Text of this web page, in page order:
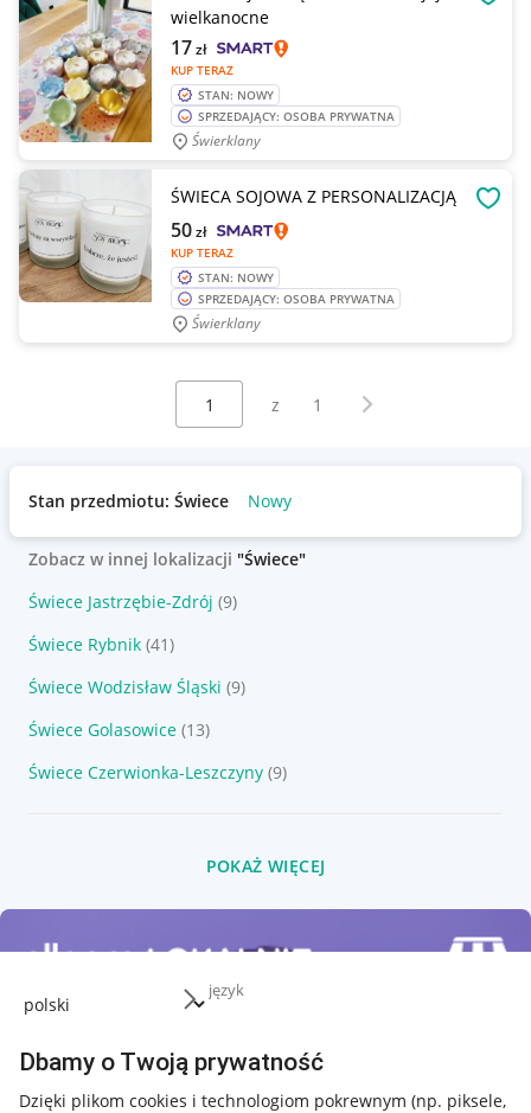
język
Dbamy o Twoją prywatność
Dzięki plikom cookies i technologiom pokrewnym (np. piksele,
wielkanocne
KUP TERAZ
17zł
STAN: NOWY
SPRZEDAJĄCY: OSOBA PRYWATNA
Świerklany
ŚWIECA SOJOWA Z PERSONALIZACJĄ
KUP TERAZ
50zł
STAN: NOWY
SPRZEDAJĄCY: OSOBA PRYWATNA
Świerklany
Wybierz stronę:
z 1 Następna strona
Stan przedmiotu: Świece Nowy
Zobacz w innej lokalizacji "Świece"
Świece Jastrzębie-Zdrój (9)
Świece Rybnik (41)
Świece Wodzisław Śląski (9)
Świece Golasowice (13)
Świece Czerwionka-Leszczyny (9)
POKAŻ WIĘCEJ